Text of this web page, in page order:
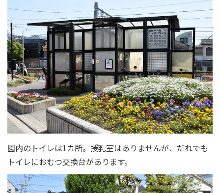
園内のトイレは1カ所。授乳室はありませんが、だれでも
トイレにおむつ交換台があります。